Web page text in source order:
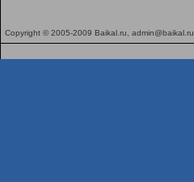
Copyright © 2005-2009 Baikal.ru, admin@baikal.ru